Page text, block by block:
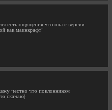
есть ощущения что она с версии
как маинкрафт"
честно что поклонником
скачаю)